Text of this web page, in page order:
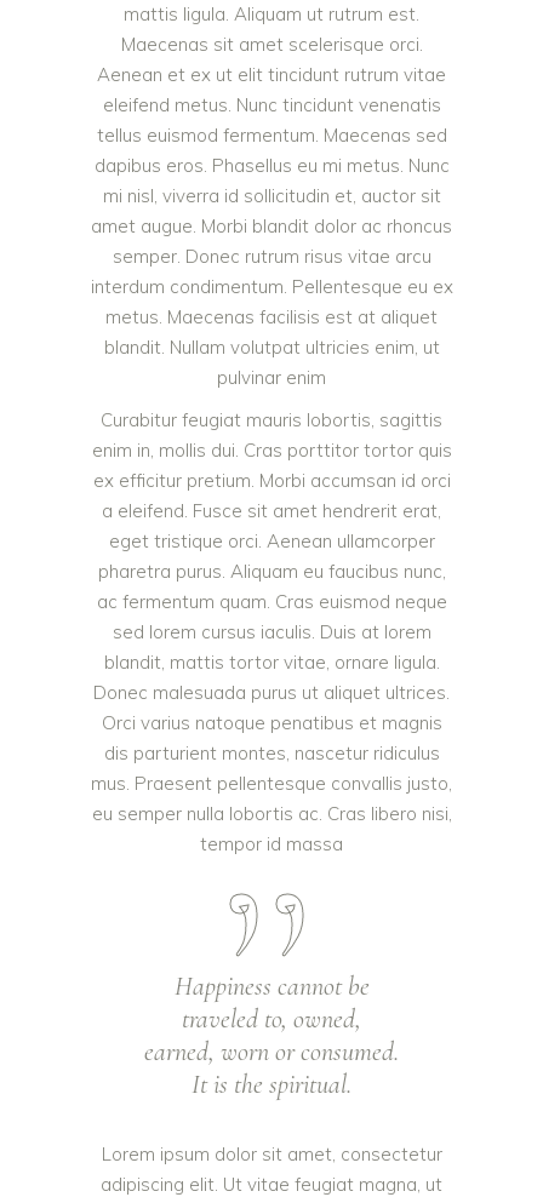
mattis ligula. Aliquam ut rutrum est.
Maecenas sit amet scelerisque orci.
Aenean et ex ut elit tincidunt rutrum vitae
eleifend metus. Nunc tincidunt venenatis
tellus euismod fermentum. Maecenas sed
dapibus eros. Phasellus eu mi metus. Nunc
mi nisl, viverra id sollicitudin et, auctor sit
amet augue. Morbi blandit dolor ac rhoncus
semper. Donec rutrum risus vitae arcu
interdum condimentum. Pellentesque eu ex
metus. Maecenas facilisis est at aliquet
blandit. Nullam volutpat ultricies enim, ut
pulvinar enim
Curabitur feugiat mauris lobortis, sagittis
enim in, mollis dui. Cras porttitor tortor quis
ex efficitur pretium. Morbi accumsan id orci
a eleifend. Fusce sit amet hendrerit erat,
eget tristique orci. Aenean ullamcorper
pharetra purus. Aliquam eu faucibus nunc,
ac fermentum quam. Cras euismod neque
sed lorem cursus iaculis. Duis at lorem
blandit, mattis tortor vitae, ornare ligula.
Donec malesuada purus ut aliquet ultrices.
Orci varius natoque penatibus et magnis
dis parturient montes, nascetur ridiculus
mus. Praesent pellentesque convallis justo,
eu semper nulla lobortis ac. Cras libero nisi,
tempor id massa
Happiness cannot be
traveled to, owned,
earned, worn or consumed.
It is the spiritual.
Lorem ipsum dolor sit amet, consectetur
adipiscing elit. Ut vitae feugiat magna, ut